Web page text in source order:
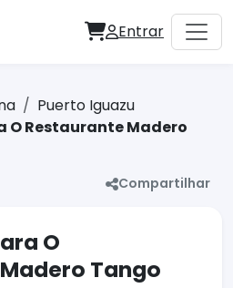
Entrar
Puerto Iguazu
O Restaurante Madero
Compartilhar
O
Tango